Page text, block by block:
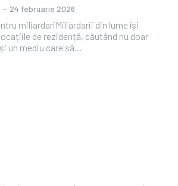
- 24 februarie 2026
miliardariMiliardarii din lume își
de rezidență, căutând nu doar
un mediu care să...